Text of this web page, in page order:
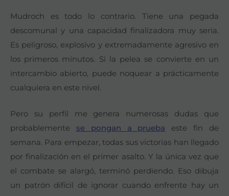
Mudroch es todo lo contrario. Tiene una pegada
descomunal y una capacidad finalizadora muy seria.
Es peligroso, explosivo y extremadamente agresivo en
los primeros minutos. Si la pelea se convierte en un
intercambio abierto, puede noquear a prácticamente
cualquiera en este nivel.
Pero su perfil me genera numerosas dudas que
probablemente se pongan a prueba este fin de
semana. Para empezar, todas sus victorias han llegado
por finalización en el primer asalto. Y la única vez que
el combate se alargó, terminó perdiendo. Eso dibuja
un patrón difícil de ignorar cuando enfrente hay un